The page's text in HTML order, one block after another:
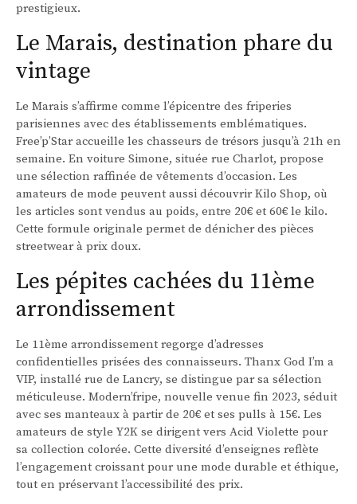
prestigieux.
Le Marais, destination phare du
vintage
Le Marais s’affirme comme l’épicentre des friperies
parisiennes avec des établissements emblématiques.
Free’p’Star accueille les chasseurs de trésors jusqu’à 21h en
semaine. En voiture Simone, située rue Charlot, propose
une sélection raffinée de vêtements d’occasion. Les
amateurs de mode peuvent aussi découvrir Kilo Shop, où
les articles sont vendus au poids, entre 20€ et 60€ le kilo.
Cette formule originale permet de dénicher des pièces
streetwear à prix doux.
Les pépites cachées du 11ème
arrondissement
Le 11ème arrondissement regorge d’adresses
confidentielles prisées des connaisseurs. Thanx God I’m a
VIP, installé rue de Lancry, se distingue par sa sélection
méticuleuse. Modern’fripe, nouvelle venue fin 2023, séduit
avec ses manteaux à partir de 20€ et ses pulls à 15€. Les
amateurs de style Y2K se dirigent vers Acid Violette pour
sa collection colorée. Cette diversité d’enseignes reflète
l’engagement croissant pour une mode durable et éthique,
tout en préservant l’accessibilité des prix.